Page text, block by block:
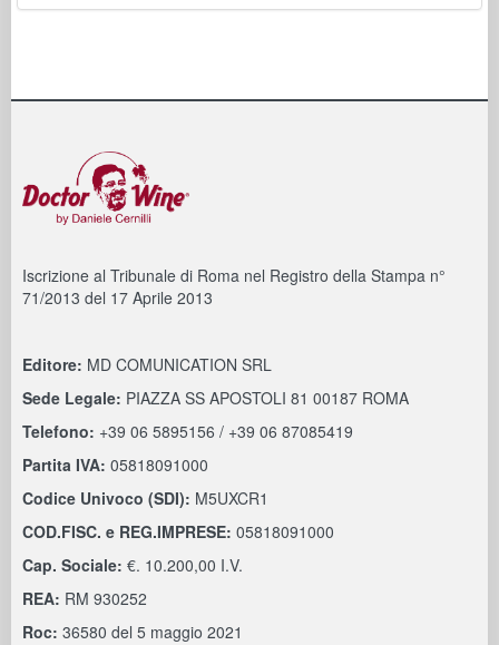
Iscrizione al Tribunale di Roma nel Registro della Stampa n°
71/2013 del 17 Aprile 2013
Editore: MD COMUNICATION SRL
Sede Legale: PIAZZA SS APOSTOLI 81 00187 ROMA
Telefono: +39 06 5895156 / +39 06 87085419
Partita IVA: 05818091000
Codice Univoco (SDI): M5UXCR1
COD.FISC. e REG.IMPRESE: 05818091000
Cap. Sociale: €. 10.200,00 I.V.
REA: RM 930252
Roc: 36580 del 5 maggio 2021